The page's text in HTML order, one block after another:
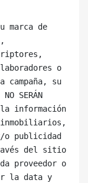
marca de
o
campaña, su
SERÁN
la información
publicidad
del sitio
proveedor o
la data y